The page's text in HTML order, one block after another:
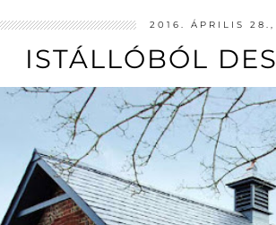
2016. ÁPRILIS 28.,
ISTÁLLÓBÓL